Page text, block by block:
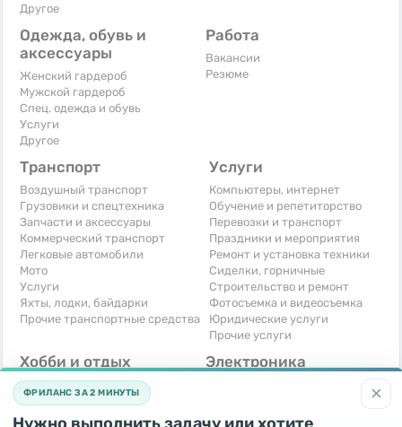
Другое
Одежда, обувь и
аксессуары
Женский гардероб
Мужской гардероб
Спец. одежда и обувь
Услуги
Другое
Работа
Вакансии
Резюме
Транспорт
Воздушный транспорт
Грузовики и спецтехника
Запчасти и аксессуары
Коммерческий транспорт
Легковые автомобили
Мото
Услуги
Яхты, лодки, байдарки
Прочие транспортные средства
Услуги
Компьютеры, интернет
Обучение и репетиторство
Перевозки и транспорт
Праздники и мероприятия
Ремонт и установка техники
Сиделки, горничные
Строительство и ремонт
Фотосъемка и видеосъемка
Юридические услуги
Прочие услуги
Хобби и отдых
Книги и журналы
Музыкальные инструменты
Охота и рыбалка
Электроника
×
ФРИЛАНС ЗА 2 МИНУТЫ